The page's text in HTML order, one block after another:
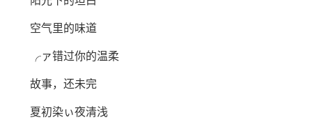
空气里的味道
╭ァ错过你的温柔
故事，还未完
夏初染ぃ夜清浅